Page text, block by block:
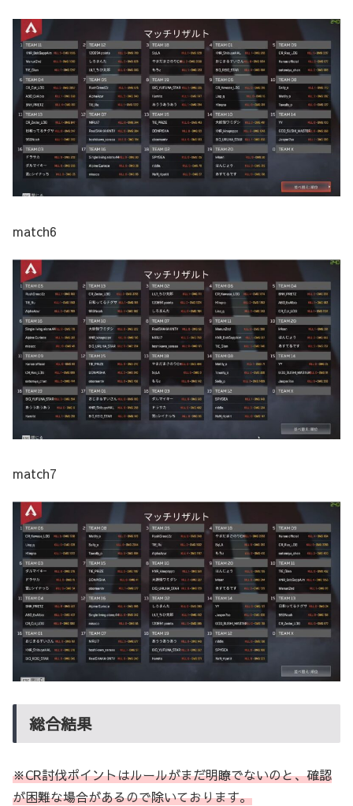
match6
match7
総合結果
※CR討伐ポイントはルールがまだ明瞭でないのと、確認
が困難な場合があるので除いております。